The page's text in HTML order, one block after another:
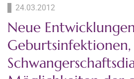
24.03.2012
Neue
Geburtsinfektionen,